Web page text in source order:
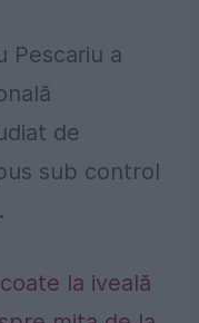
Pescariu a
de
sub control